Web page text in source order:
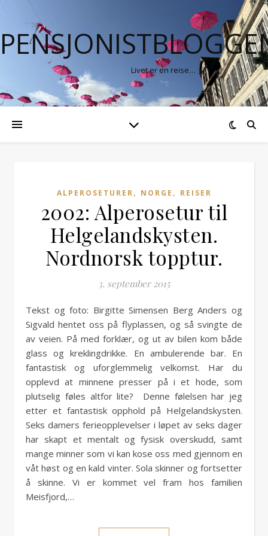
Livet er en reise…
ALPEROSETURER, NORGE , REISER
2002: Alperosetur til
Helgelandskysten.
Nordnorsk topptur.
3. september 2015
Tekst og foto: Birgitte Simensen Berg Anders og
Sigvald hentet oss på flyplassen, og så svingte de
av veien. På med forklær, og ut av bilen kom både
glass og kreklingdrikke. En ambulerende bar. En
fantastisk og uforglemmelig velkomst. Har du
opplevd at minnene presser på i et hode, som
plutselig føles altfor lite? Denne følelsen har jeg
etter et fantastisk opphold på Helgelandskysten.
Seks damers ferieopplevelser i løpet av seks dager
har skapt et mentalt og fysisk overskudd, samt
mange minner som vi kan kose oss med gjennom en
våt høst og en kald vinter. Sola skinner og fortsetter
å skinne. Vi er kommet vel fram hos familien
Meisfjord,…